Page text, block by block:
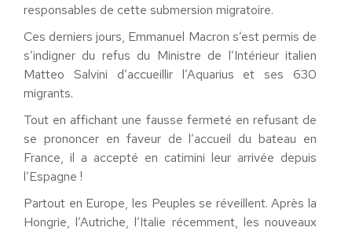
responsables de cette submersion migratoire.
Ces derniers jours, Emmanuel Macron s’est permis de
s’indigner du refus du Ministre de l’Intérieur italien
Matteo Salvini d’accueillir l’Aquarius et ses 630
migrants.
Tout en affichant une fausse fermeté en refusant de
se prononcer en faveur de l’accueil du bateau en
France, il a accepté en catimini leur arrivée depuis
l’Espagne !
Partout en Europe, les Peuples se réveillent. Après la
Hongrie, l’Autriche, l’Italie récemment, les nouveaux